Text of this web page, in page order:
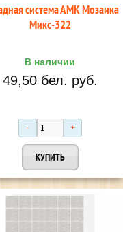
система АМК Мозаика
Микс-322
В наличии
49,50 бел. руб.